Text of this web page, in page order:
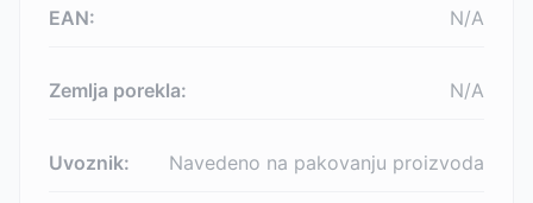
EAN: N/A
Zemlja porekla: N/A
Uvoznik: Navedeno na pakovanju proizvoda